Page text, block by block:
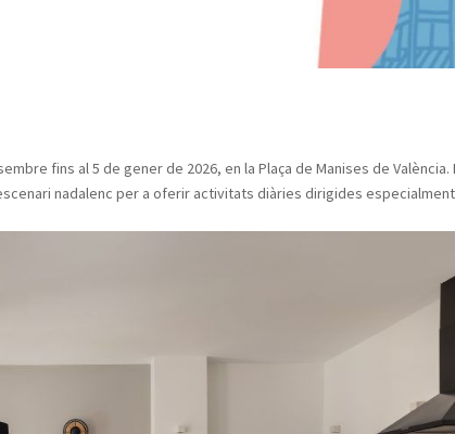
fins al 5 de gener de 2026, en la Plaça de Manises de València.
nadalenc per a oferir activitats diàries dirigides